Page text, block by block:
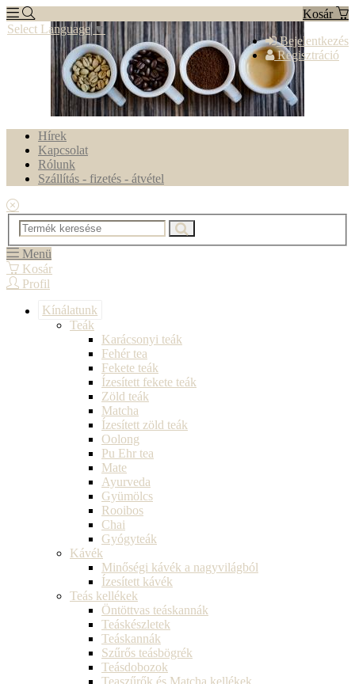
Kosár
Bejelentkezés
Regisztráció
Select Language ▼
Hírek
Kapcsolat
Rólunk
Szállítás - fizetés - átvétel
Menü
Kosár
Profil
Kínálatunk
Teák
Karácsonyi teák
Fehér tea
Fekete teák
Ízesített fekete teák
Zöld teák
Matcha
Ízesített zöld teák
Oolong
Pu Ehr tea
Mate
Ayurveda
Gyümölcs
Rooibos
Chai
Gyógyteák
Kávék
Minőségi kávék a nagyvilágból
Ízesített kávék
Teás kellékek
Öntöttvas teáskannák
Teáskészletek
Teáskannák
Szűrős teásbögrék
Teásdobozok
Teaszűrők és Matcha kellékek